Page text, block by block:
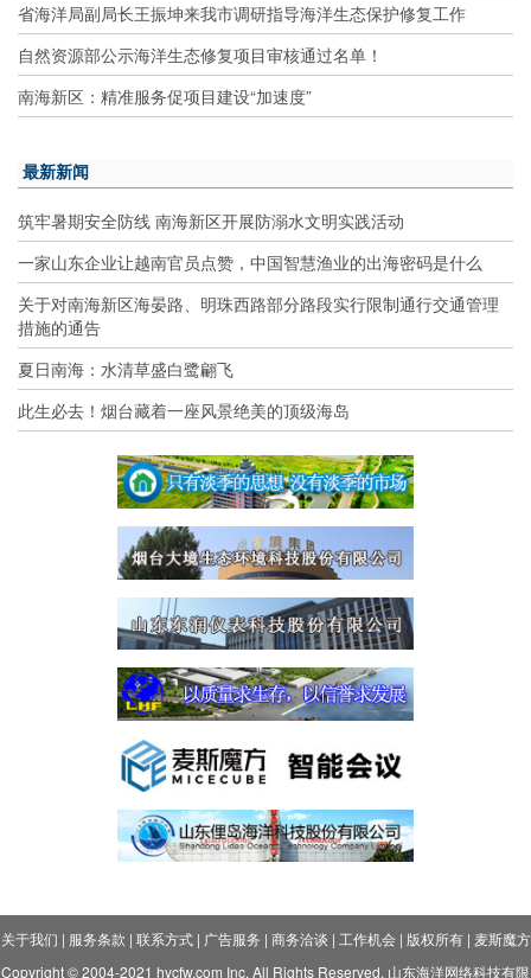
省海洋局副局长王振坤来我市调研指导海洋生态保护修复工作
自然资源部公示海洋生态修复项目审核通过名单！
南海新区：精准服务促项目建设“加速度”
最新新闻
筑牢暑期安全防线 南海新区开展防溺水文明实践活动
一家山东企业让越南官员点赞，中国智慧渔业的出海密码是什么
关于对南海新区海晏路、明珠西路部分路段实行限制通行交通管理
措施的通告
夏日南海：水清草盛白鹭翩飞
此生必去！烟台藏着一座风景绝美的顶级海岛
关于我们 | 服务条款 | 联系方式| 广告服务 | 商务洽谈 | 工作机会| 版权所有| 麦斯魔方
Copyright © 2004-2021 hycfw.com Inc. All Rights Reserved. 山东海洋网络科技有限